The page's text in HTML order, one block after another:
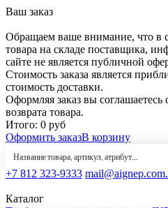
Ваш заказ
Обращаем ваше внимание, что в
товара на складе поставщика,
сайте не является публичной
Стоимость заказа является
стоимость доставки.
Оформляя заказ вы соглашаетесь
возврата товара.
Итого: 0 руб
Оформить заказВ корзину
+7 812 323-9333
Каталог